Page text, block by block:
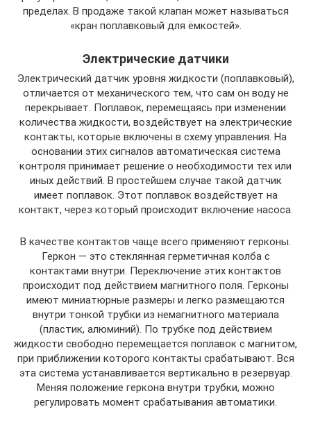
пределах. В продаже такой клапан может называться
«кран поплавковый для ёмкостей».
Электрические датчики
Электрический датчик уровня жидкости (поплавковый),
отличается от механического тем, что сам он воду не
перекрывает. Поплавок, перемещаясь при изменении
количества жидкости, воздействует на электрические
контакты, которые включены в схему управления. На
основании этих сигналов автоматическая система
контроля принимает решение о необходимости тех или
иных действий. В простейшем случае такой датчик
имеет поплавок. Этот поплавок воздействует на
контакт, через который происходит включение насоса.
В качестве контактов чаще всего применяют герконы.
Геркон — это стеклянная герметичная колба с
контактами внутри. Переключение этих контактов
происходит под действием магнитного поля. Герконы
имеют миниатюрные размеры и легко размещаются
внутри тонкой трубки из немагнитного материала
(пластик, алюминий). По трубке под действием
жидкости свободно перемещается поплавок с магнитом,
при приближении которого контакты срабатывают. Вся
эта система устанавливается вертикально в резервуар.
Меняя положение геркона внутри трубки, можно
регулировать момент срабатывания автоматики.